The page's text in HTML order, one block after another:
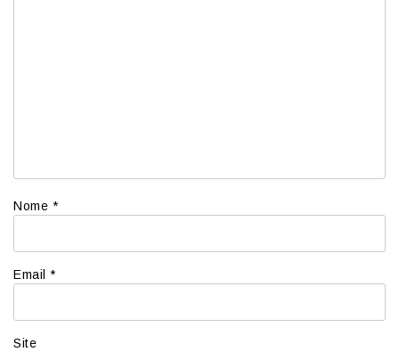
Nome *
Email *
Site